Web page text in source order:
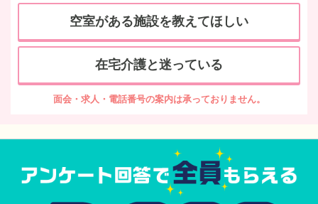
空室がある施設を教えてほしい
在宅介護と迷っている
面会・求人・電話番号の案内は承っておりません。